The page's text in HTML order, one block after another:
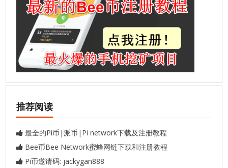
推荐阅读
最全的Pi币|派币|Pi network下载及注册教程
Bee币Bee Network蜜蜂网链下载和注册教程
Pi币邀请码: jackygan888